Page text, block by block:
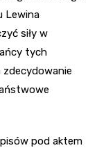
Lewina
siły w
tych
zdecydowanie
pod aktem